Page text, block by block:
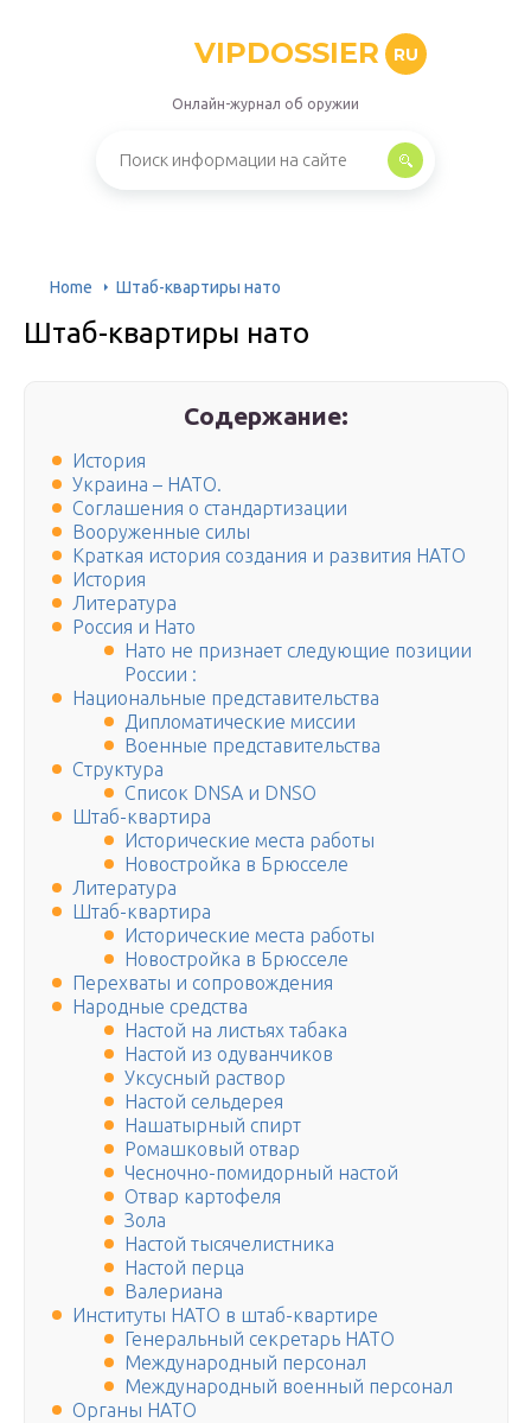
VIPDOSSIER RU
Онлайн-журнал об оружии
Home Штаб-квартиры нато
Штаб-квартиры нато
Содержание:
История
Украина – НАТО.
Соглашения о стандартизации
Вооруженные силы
Краткая история создания и развития НАТО
История
Литература
Россия и Нато
Нато не признает следующие позиции
России :
Национальные представительства
Дипломатические миссии
Военные представительства
Структура
Список DNSA и DNSO
Штаб-квартира
Исторические места работы
Новостройка в Брюсселе
Литература
Штаб-квартира
Исторические места работы
Новостройка в Брюсселе
Перехваты и сопровождения
Народные средства
Настой на листьях табака
Настой из одуванчиков
Уксусный раствор
Настой сельдерея
Нашатырный спирт
Ромашковый отвар
Чесночно-помидорный настой
Отвар картофеля
Зола
Настой тысячелистника
Настой перца
Валериана
Институты НАТО в штаб-квартире
Генеральный секретарь НАТО
Международный персонал
Международный военный персонал
Органы НАТО